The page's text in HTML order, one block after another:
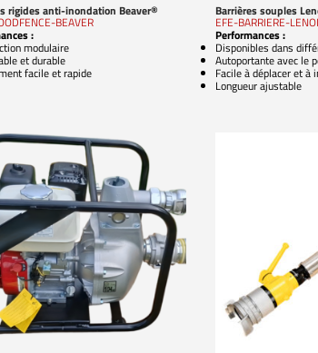
rigides anti-inondation Beaver®
BEAVER
:
modulaire
et durable
facile et rapide
Barrières souples
EFE-BARRIERE-
Performances :
Disponibles dans
Autoportante avec le
Facile à déplacer et à
Longueur ajustable